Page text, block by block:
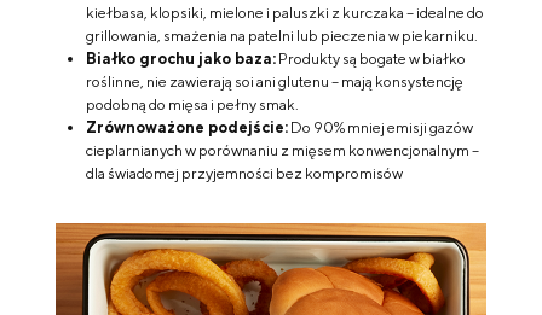
kiełbasa, klopsiki, mielone i paluszki z kurczaka – idealne do
grillowania, smażenia na patelni lub pieczenia w piekarniku.
Białko grochu jako baza: Produkty są bogate w białko
roślinne, nie zawierają soi ani glutenu – mają konsystencję
podobną do mięsa i pełny smak.
Zrównoważone podejście: Do 90% mniej emisji gazów
cieplarnianych w porównaniu z mięsem konwencjonalnym –
dla świadomej przyjemności bez kompromisów